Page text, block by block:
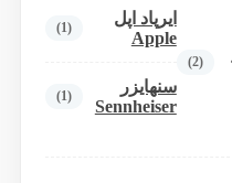
(2)
ایرپاد اپل
Apple
(1)
سنهایزر
Sennheiser
(1)